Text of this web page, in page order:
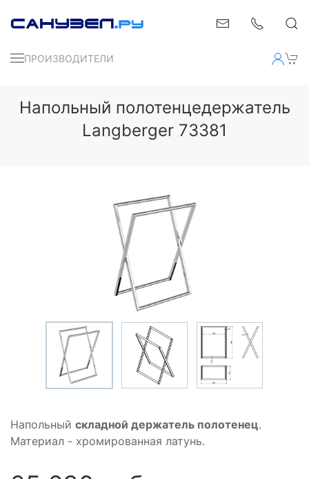
ПРОИЗВОДИТЕЛИ
Напольный полотенцедержатель
Langberger 73381
Напольный складной держатель полотенец.
Материал - хромированная латунь.